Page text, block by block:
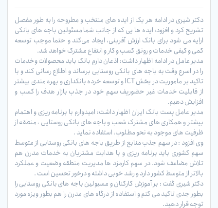
دکتر شیری در ادامه هر یک از ایده های منتخب و مطروحه را به طور مفصل
تشریح کرد و افزود: ایده ها یی که از جانب شما مسئولین باجه های بانکی
ارایه می شود برای بانک ارزش آفرینی، ایجاد می‌کند و حتما موجب توسعه
کمی و کیفی خدمات و رونق کسب و کار و انتفاع مشترک خواهد شد.
مدیر عامل در ادامه اظهار داشت: اذعان دارم بانک باید محصولات وخدمات
را در اسرع وقت به باجه های بانکی روستایی برساند و اطلاع رسانی کند و با
تاکید بر ماموریت در بخش ICT و توسعه خرده بانکداری و بهره مندی بیشتر
از قابلیت خدمات غیر حضوریف سهم خود در جذب بازار هدف را کسب و
افزایش دهیم.
مدیر عامل پست بانک ایران اظهار داشت: امیدوارم با برنامه ریزی و اهتمام
بیشتر و همکاری های مشترک شعب و باجه های بانکی روستایی ، منطقه از
ظرفیت های موجود به نحو مطلوب، استفاده نماید .
وی افزود : در سهم جذب منابع از طریق باجه های بانکی روستایی از متوسط
سهم کشوری باید برنامه ریزی و با هدایت مشتریان به خدمات مدرن هم
تلاش مضاعف شود. در سهم کارمزد ها مدیریت منطقه وضعیت و عملکرد
بالاتر از متوسط کشور دارد و رشد خوبی داشته و درخور تحسین است .
دکتر شیری گفت : بر آموزش کارکنان و مسیولین باجه های بانکی روستایی را
بطور جدی تاکید می کنم و استفاده از درگاه های مدرن را هم بطور ویزه مورد
توجه قرار دهید.